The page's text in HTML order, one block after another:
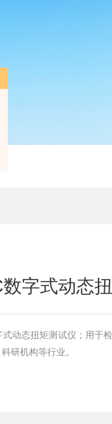
字式动态
式动态扭矩测试仪；用于
研机构等行业。